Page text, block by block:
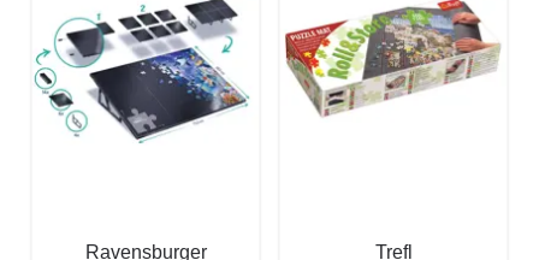
Ravensburger Trefl